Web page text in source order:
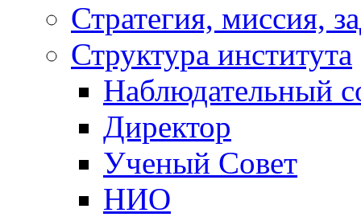
Стратегия, миссия,
Структура института
Наблюдательный
Директор
Ученый Совет
НИО